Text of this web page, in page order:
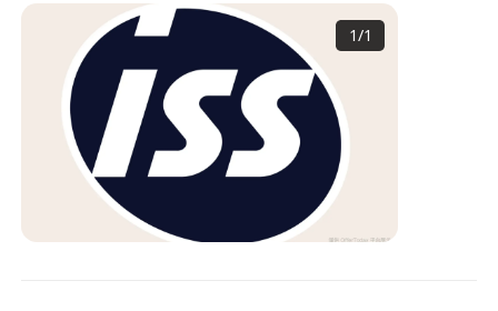
countries, delivers comprehensive integrated
facility services to our customers around the
world.Our Hong Kong-based ISS Facility Services
Limited employs more than 15,000 staff and is
one of the largest integrated facility services
companies in Hong Kong. To cope with our
rapid expansion in Hong Kong, ISS Facility
Services is seeking high caliber candidate to fill
the following position.
1/1